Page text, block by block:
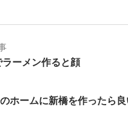
ーメン作ると顔
ホームに新橋を作ったら良